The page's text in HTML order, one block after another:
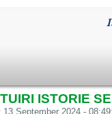
ISTORIE
13 September 2024 -